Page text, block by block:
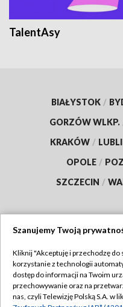
TalentAsy
BIAŁYSTOK /
GORZÓW WLKP.
KRAKÓW /
OPOLE /
SZCZECIN /
Abonament TVP
Szanujemy Twoją
Kliknij "Akceptuję i przechodzę do
korzystanie z technologii
dostęp do informacji na Twoim
przechowywanie oraz na
nas, czyli Telewizję Polską S.A. w